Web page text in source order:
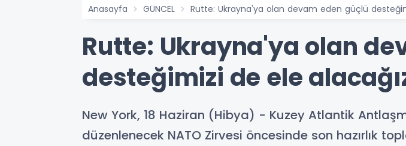
Anasayfa GÜNCEL Rutte: Ukrayna'ya olan devam eden güçlü
Rutte: Ukrayna'ya olan
desteğimizi de ele
New York, 18 Haziran (Hibya) - Kuzey Atlantik
düzenlenecek NATO Zirvesi öncesinde son hazırlık